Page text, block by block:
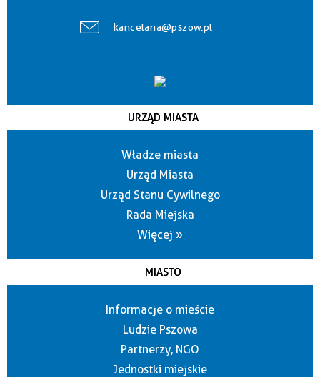
kancelaria@pszow.pl
URZĄD MIASTA
Władze miasta
Urząd Miasta
Urząd Stanu Cywilnego
Rada Miejska
Więcej »
MIASTO
Informacje o mieście
Ludzie Pszowa
Partnerzy, NGO
Jednostki miejskie